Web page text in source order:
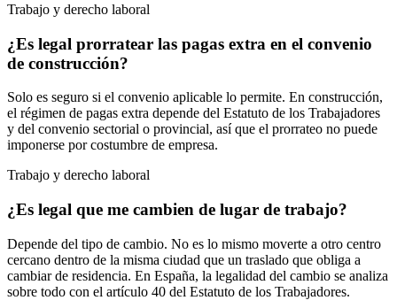
Trabajo y derecho laboral
¿Es legal prorratear las pagas extra en el convenio
de construcción?
Solo es seguro si el convenio aplicable lo permite. En construcción,
el régimen de pagas extra depende del Estatuto de los Trabajadores
y del convenio sectorial o provincial, así que el prorrateo no puede
imponerse por costumbre de empresa.
Trabajo y derecho laboral
¿Es legal que me cambien de lugar de trabajo?
Depende del tipo de cambio. No es lo mismo moverte a otro centro
cercano dentro de la misma ciudad que un traslado que obliga a
cambiar de residencia. En España, la legalidad del cambio se analiza
sobre todo con el artículo 40 del Estatuto de los Trabajadores.